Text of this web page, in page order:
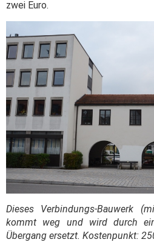
zwei Euro.
Dieses Verbindungs-Bauwerk
kommt weg und wird durch
Übergang ersetzt. Kostenpunkt: